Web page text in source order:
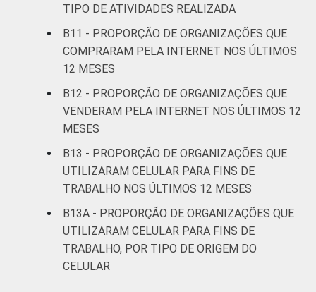
TIPO DE ATIVIDADES REALIZADA
B11 - PROPORÇÃO DE ORGANIZAÇÕES QUE
COMPRARAM PELA INTERNET NOS ÚLTIMOS
12 MESES
B12 - PROPORÇÃO DE ORGANIZAÇÕES QUE
VENDERAM PELA INTERNET NOS ÚLTIMOS 12
MESES
B13 - PROPORÇÃO DE ORGANIZAÇÕES QUE
UTILIZARAM CELULAR PARA FINS DE
TRABALHO NOS ÚLTIMOS 12 MESES
B13A - PROPORÇÃO DE ORGANIZAÇÕES QUE
UTILIZARAM CELULAR PARA FINS DE
TRABALHO, POR TIPO DE ORIGEM DO
CELULAR